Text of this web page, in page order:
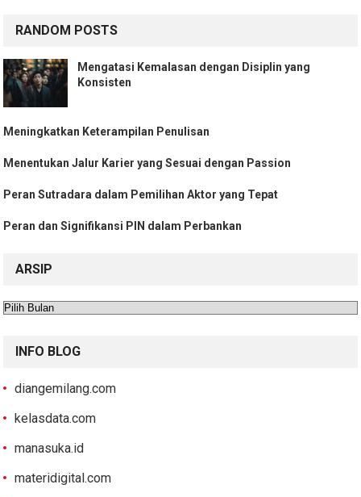
RANDOM POSTS
Mengatasi Kemalasan dengan Disiplin yang
Konsisten
Meningkatkan Keterampilan Penulisan
Menentukan Jalur Karier yang Sesuai dengan Passion
Peran Sutradara dalam Pemilihan Aktor yang Tepat
Peran dan Signifikansi PIN dalam Perbankan
ARSIP
Arsip
INFO BLOG
diangemilang.com
kelasdata.com
manasuka.id
materidigital.com